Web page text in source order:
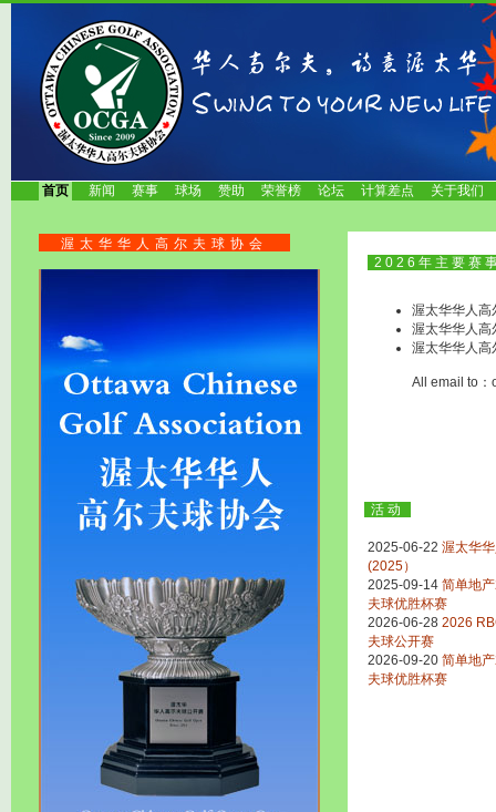
首页 新闻 赛事 球场 赞助 荣誉榜 论坛 计算差点 关于我们
渥太华华人高尔夫球协会
2026年主要赛
渥太华华人
渥太华华人高
渥太华华人高
All email to：
活动
2025-06-22 渥太华
(2025）
2025-09-14 简单地
夫球优胜杯赛
2026-06-28 2026
夫球公开赛
2026-09-20 简单地
夫球优胜杯赛